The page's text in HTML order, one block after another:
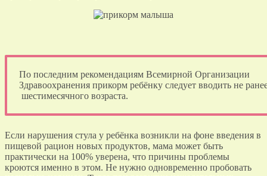
По последним рекомендациям Всемирной Организации
Здравоохранения прикорм ребёнку следует вводить не
шестимесячного возраста.
Если нарушения стула у ребёнка возникли на фоне введения в
пищевой рацион новых продуктов, мама может быть
практически на 100% уверена, что причины проблемы
кроются именно в этом. Не нужно одновременно пробовать